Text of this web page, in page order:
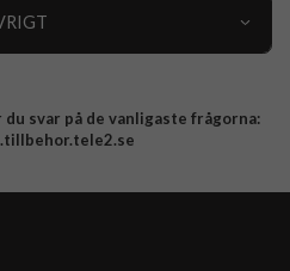
svar på de vanligaste frågorna: